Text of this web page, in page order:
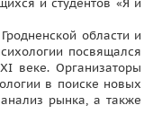
области и
посвящался
веке. Организаторы
в поиске новых
рынка, а также